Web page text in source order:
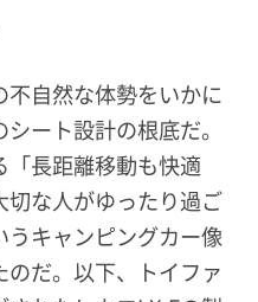
自然な体勢をいかに
ート設計の根底だ。
「長距離移動も快適
切な人がゆったり過ご
キャンピングカー像
だ。以下、トイファ